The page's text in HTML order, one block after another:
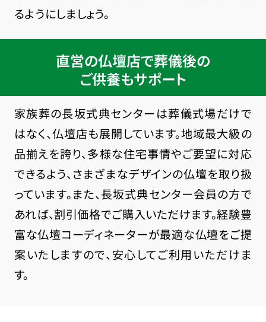
るようにしましょう。
直営の仏壇店で葬儀後の
ご供養もサポート
家族葬の長坂式典センターは葬儀式場だけで
はなく、仏壇店も展開しています。地域最大級の
品揃えを誇り、多様な住宅事情やご要望に対応
できるよう、さまざまなデザインの仏壇を取り扱
っています。また、長坂式典センター会員の方で
あれば、割引価格でご購入いただけます。経験豊
富な仏壇コーディネーターが最適な仏壇をご提
案いたしますので、安心してご利用いただけま
す。